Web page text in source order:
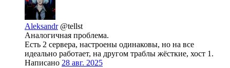
Aleksandr @tellst
Аналогичная проблема.
Есть 2 сервера, настроены одинаковы, но на все
идеально работает, на другом траблы жёсткие, хост 1.
Написано 28 авг. 2025